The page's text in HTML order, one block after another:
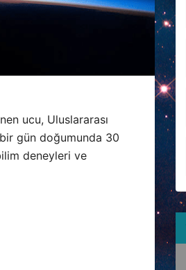
ucu, Uluslararası
gün doğumunda 30
deneyleri ve